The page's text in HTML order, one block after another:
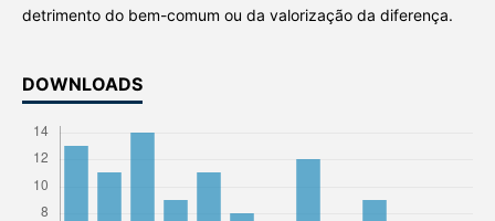
detrimento do bem-comum ou da valorização da diferença.
DOWNLOADS